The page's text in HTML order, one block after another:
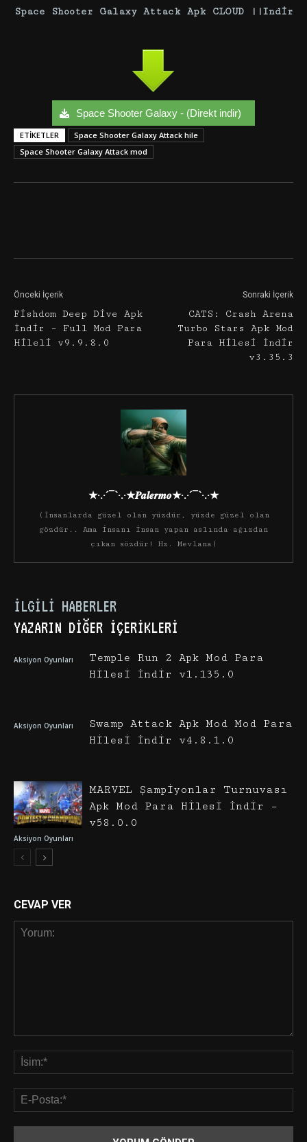
Space Shooter Galaxy Attack Apk CLOUD ||Indir
Space Shooter Galaxy - (Direkt indir)
ETIKETLER
Space Shooter Galaxy Attack hile
Space Shooter Galaxy Attack mod
Önceki İçerik
Fishdom Deep Dive Apk
İndir – Full Mod Para
Hileli v9.9.8.0
Sonraki İçerik
CATS: Crash Arena
Turbo Stars Apk Mod
Para Hilesi İndir
v3.35.3
★·.·´¯`·.·★𝑷𝒂𝒍𝒆𝒓𝒎𝒐★·.·´¯`·.·★
(İnsanlarda güzel olan yüzdür, yüzde güzel olan
gözdür.. Ama insanı insan yapan aslında ağızdan
çıkan sözdür! Hz. Mevlana)
İLGILI HABERLER
YAZARIN DIĞER İÇERIKLERI
Aksiyon Oyunları
Temple Run 2 Apk Mod Para
Hilesi İndir v1.135.0
Aksiyon Oyunları
Swamp Attack Apk Mod Mod Para
Hilesi İndir v4.8.1.0
Aksiyon Oyunları
MARVEL Şampiyonlar Turnuvası
Apk Mod Para Hilesi İndir –
v58.0.0
CEVAP VER